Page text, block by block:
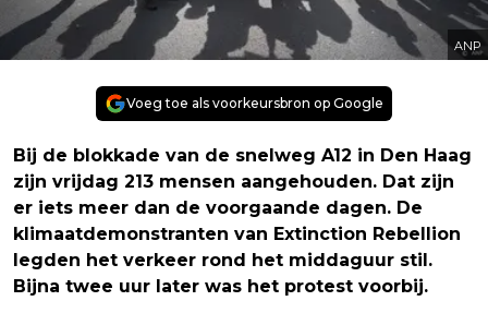
ANP
Voeg toe als voorkeursbron op Google
Bij de blokkade van de snelweg A12 in Den Haag
zijn vrijdag 213 mensen aangehouden. Dat zijn
er iets meer dan de voorgaande dagen. De
klimaatdemonstranten van Extinction Rebellion
legden het verkeer rond het middaguur stil.
Bijna twee uur later was het protest voorbij.